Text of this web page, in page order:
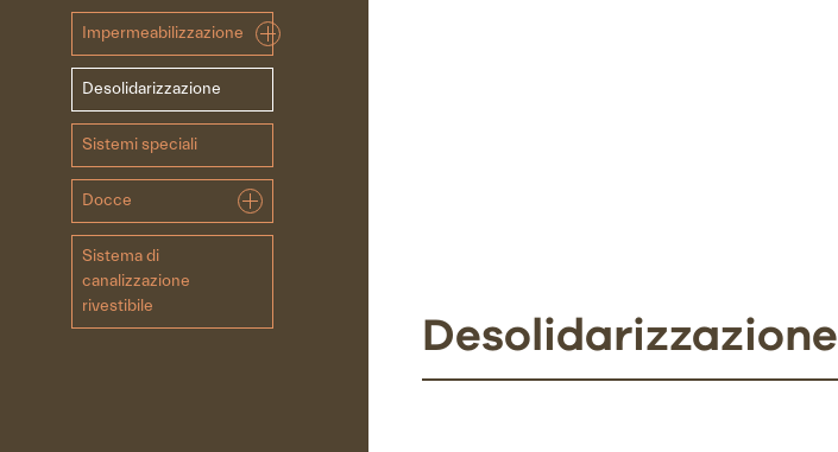
Impermeabilizzazione
Desolidarizzazione
Sistemi speciali
Docce
Sistema di
canalizzazione
rivestibile
Desolidarizzazione